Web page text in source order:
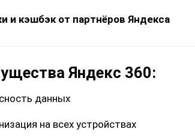
и кэшбэк от партнёров Яндекса
Яндекс 360:
данных
на всех устройствах